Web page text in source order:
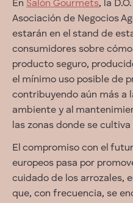
En Salón Gourmets, la
Asociación de Negocios
estarán en el stand de
consumidores sobre
producto seguro,
el mínimo uso posible de
contribuyendo aún más a
ambiente y al
las zonas donde se
El compromiso con el
europeos pasa por
cuidado de los arrozales,
que, con frecuencia, se